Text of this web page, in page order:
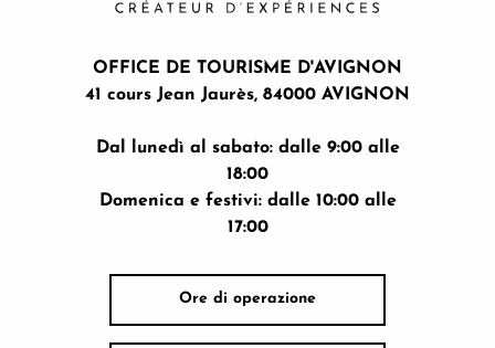
OFFICE DE TOURISME D'AVIGNON
41 cours Jean Jaurès, 84000 AVIGNON
Dal lunedì al sabato: dalle 9:00 alle
18:00
Domenica e festivi: dalle 10:00 alle
17:00
Ore di operazione